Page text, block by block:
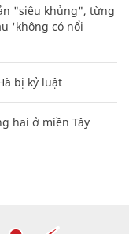
"siêu khủng", từng
'không có nổi
bị kỷ luật
hai ở miền Tây